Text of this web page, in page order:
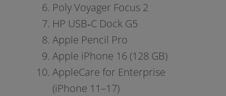
Poly Voyager Focus 2
HP USB‑C Dock G5
Apple Pencil Pro
Apple iPhone 16 (128 GB)
AppleCare for Enterprise
(iPhone 11–17)